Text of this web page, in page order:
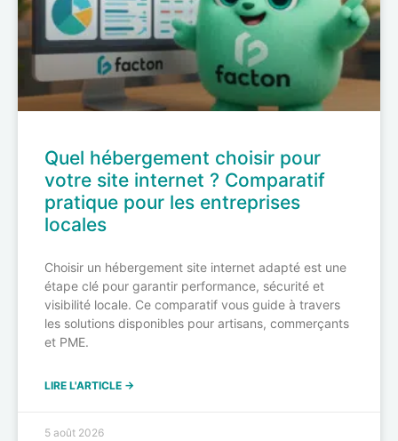
Quel hébergement choisir pour
votre site internet ? Comparatif
pratique pour les entreprises
locales
Choisir un hébergement site internet adapté est une
étape clé pour garantir performance, sécurité et
visibilité locale. Ce comparatif vous guide à travers
les solutions disponibles pour artisans, commerçants
et PME.
LIRE L'ARTICLE →
5 août 2026